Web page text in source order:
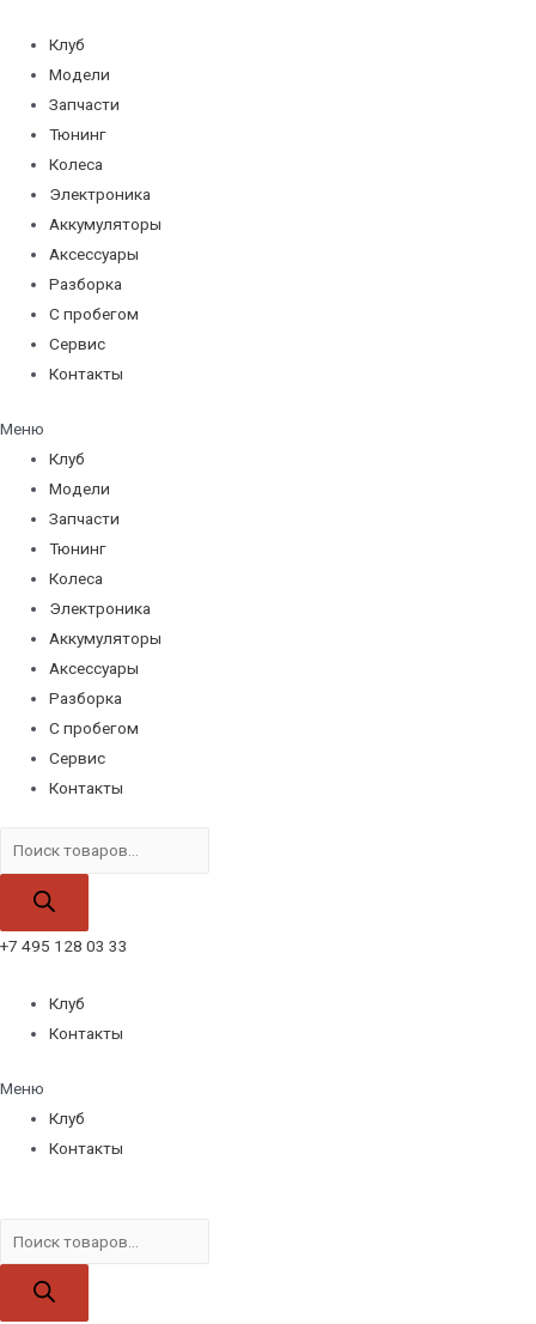
содержимому
Клуб
Модели
Запчасти
Тюнинг
Колеса
Электроника
Аккумуляторы
Аксессуары
Разборка
С пробегом
Сервис
Контакты
Меню
Клуб
Модели
Запчасти
Тюнинг
Колеса
Электроника
Аккумуляторы
Аксессуары
Разборка
С пробегом
Сервис
Контакты
товаров
+7 495 128 03 33
Клуб
Контакты
Меню
Клуб
Контакты
товаров